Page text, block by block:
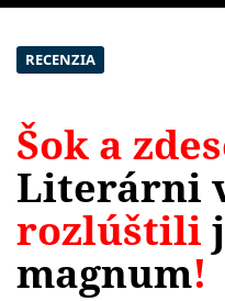
RECENZIA
Šok a
Literárni
rozlúštili
magnum!